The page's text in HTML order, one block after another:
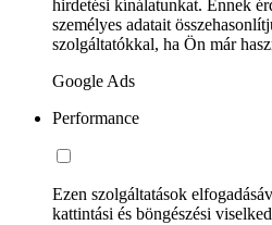
hirdetési kínálatunkat. Ennek
személyes adatait
szolgáltatókkal, ha Ön már
Google Ads
Performance
Ezen szolgáltatások
kattintási és böngészési